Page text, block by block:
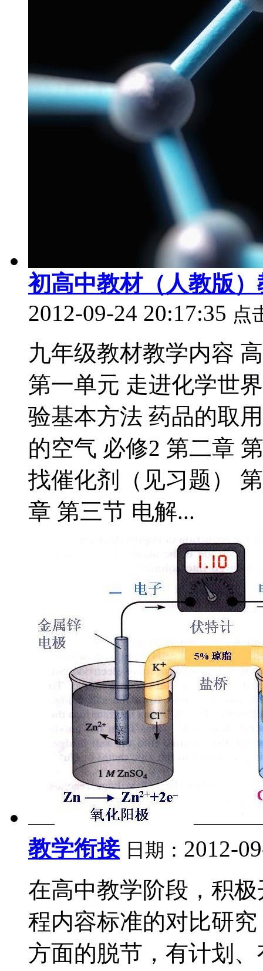
初高中教材（人教版
2012-09-24 20:17:35 点
九年级教材教学内容
第一单元 走进化学世
验基本方法 药品的取
的空气 必修2 第二章
找催化剂（见习题）
章 第三节 电解...
教学衔接 日期： 2012-
在高中教学阶段，积
程内容标准的对比研
方面的脱节，有计划